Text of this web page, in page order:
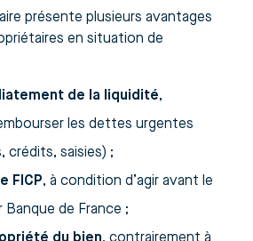
présente plusieurs avantages
en situation de
de la liquidité,
les dettes urgentes
crédits, saisies) ;
FICP, à condition d’agir avant le
de France ;
du bien, contrairement à